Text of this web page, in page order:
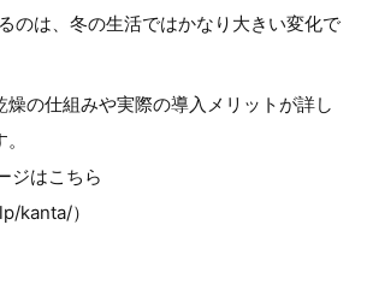
のは、冬の生活ではかなり大きい変化で
燥の仕組みや実際の導入メリットが詳し
ジはこちら
kanta/）